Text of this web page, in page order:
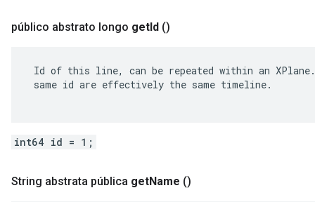
público abstrato longo getId ()
Id of this line, can be repeated within an
same id are effectively the same timeline.
int64 id = 1;
String abstrata pública getName ()